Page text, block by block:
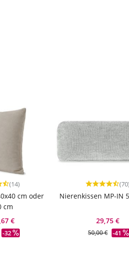
Bewertung von 4.79 von 5
(14)
cm oder
cm
€
-32
Nierenkissen MP-IN
29,75 €
50,00 € -41